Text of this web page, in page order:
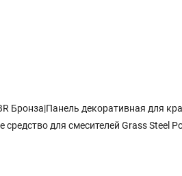
Бронза|Панель декоративная для
для смесителей Grass Steel